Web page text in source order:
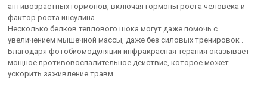
антивозрастных гормонов, включая гормоны роста человека и
фактор роста инсулина
Несколько белков теплового шока могут даже помочь с
увеличением мышечной массы, даже без силовых тренировок .
Благодаря фотобиомодуляции инфракрасная терапия оказывает
мощное противовоспалительное действие, которое может
ускорить заживление травм.